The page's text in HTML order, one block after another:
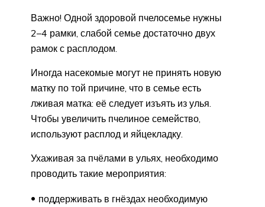
Важно! Одной здоровой пчелосемье нужны
2–4 рамки, слабой семье достаточно двух
рамок с расплодом.
Иногда насекомые могут не принять новую
матку по той причине, что в семье есть
лживая матка: её следует изъять из улья.
Чтобы увеличить пчелиное семейство,
используют расплод и яйцекладку.
Ухаживая за пчёлами в ульях, необходимо
проводить такие мероприятия:
поддерживать в гнёздах необходимую